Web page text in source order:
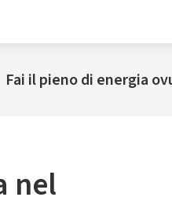
Fai il pieno di energia
nel